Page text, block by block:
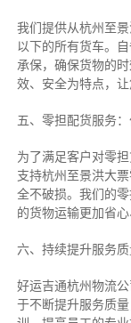
我们提供从杭州至
以下的所有货车。
承保，确保货物的
效、安全为特点，
五、零担配货服务
为了满足客户对零
支持杭州至景洪大
全不破损。我们的
的货物运输更加省心
六、持续提升服务
好运吉通杭州物流
于不断提升服务质